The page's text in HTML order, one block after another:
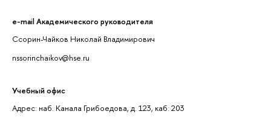
e-mail Академического руководителя
Ссорин-Чайков Николай Владимирович
nssorinchaikov@hse.ru
Учебный офис
Адрес: наб. Канала Грибоедова, д. 123, каб. 203